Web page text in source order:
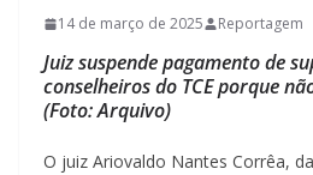
14 de março de 2025 Reportagem
Juiz suspende pagamento de
conselheiros do TCE porque
(Foto: Arquivo)
O juiz Ariovaldo Nantes Corrêa,